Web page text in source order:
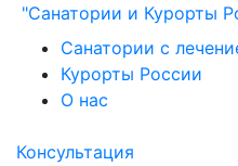
"Санатории и Курорты
Санатории с
Курорты России
О нас
Консультация